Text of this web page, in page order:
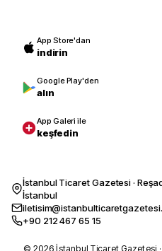
App Store'dan
indirin
Google Play'den
alın
App Galeri ile
keşfedin
İstanbul Ticaret Gazetesi ·
İstanbul
+90 212 467 65 15
© 2026 İstanbul Ticaret Gazetesi ·